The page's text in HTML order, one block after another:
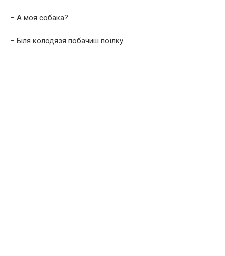
– А моя собака?
– Біля колодязя побачиш поїлку.